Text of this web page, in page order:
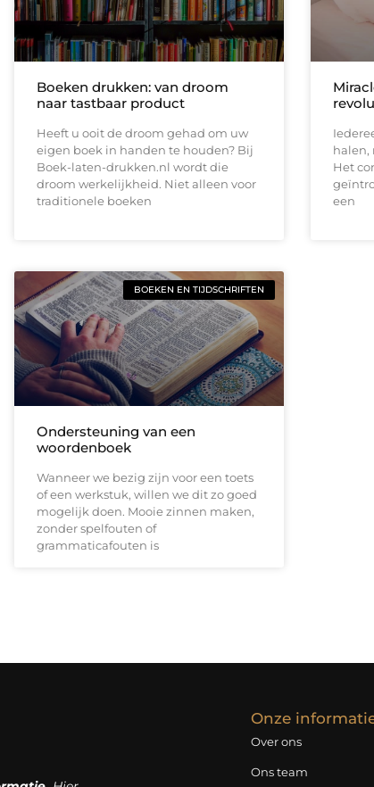
Boeken drukken: van droom
naar tastbaar product
Heeft u ooit de droom gehad om uw
eigen boek in handen te houden? Bij
Boek-laten-drukken.nl wordt die
droom werkelijkheid. Niet alleen voor
traditionele boeken
halen,
Het
een
BOEKEN EN TIJDSCHRIFTEN
Ondersteuning van een
woordenboek
Wanneer we bezig zijn voor een toets
of een werkstuk, willen we dit zo goed
mogelijk doen. Mooie zinnen maken,
zonder spelfouten of
grammaticafouten is
Onze
Over ons
Ons team